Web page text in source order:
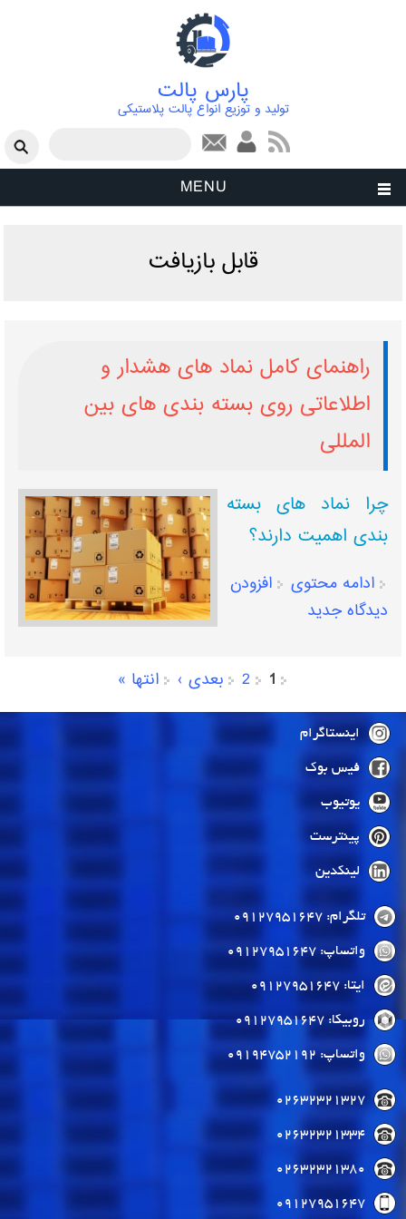
پارس پالت
تولید و توزیع انواع پالت پلاستیکی
فرم جستجو
MENU
قابل بازیافت
راهنمای کامل نماد های هشدار و
اطلاعاتی روی بسته ‌بندی‌ های بین‌
المللی
چرا نماد های بسته‌
بندی اهمیت دارند؟
ادامه محتوی
افزودن
دیدگاه جدید
صفحه‌ها
1
2 بعدی › انتها »
اینستاگرام
فیس بوک
یوتیوب
پینترست
لینکدین
تلگرام: 09127951647
واتساپ: 09127951647
ایتا: 09127951647
روبیکا: 09127951647
واتساپ: 09194752192
02632321327
02632321334
02632321380
09127951647